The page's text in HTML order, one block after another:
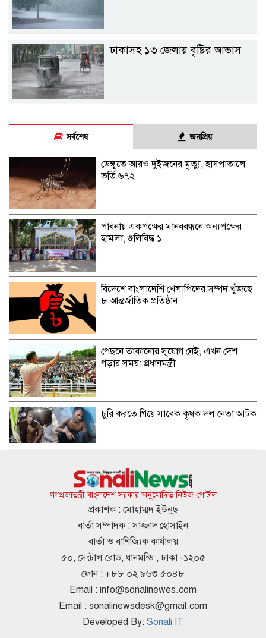
ঢাকাসহ ১৩ জেলায় বৃষ্টির আভাস
সর্বশেষ জনপ্রিয়
ডেঙ্গুতে আরও দুইজনের মৃত্যু, হাসপাতালে
ভর্তি ৬৭২
পাবনায় একপক্ষের মানববন্ধনে অন্যপক্ষের
হামলা, গুলিবিদ্ধ ১
বিদেশে বাংলাদেশি খেলাপিদের সম্পদ খুঁজছে
৮ আন্তর্জাতিক প্রতিষ্ঠান
পেছনে তাকানোর সুযোগ নেই, এখন দেশ
গড়ার সময়: প্রধানমন্ত্রী
চুরি করতে গিয়ে সাবেক কৃষক দল নেতা আটক
বিদেশ ভ্রমণের প্যাকেজ টাকায় বিক্রির সুযোগ
ট্যুর অপারেটরদের
পোশাকের কাঁচামাল আমদানিতে ৩০ শতাংশ
মূল্য সংযোজন শর্ত পুনর্বহালের দাবি
ইয়াবাসহ জুলাই যোদ্ধা আটক
গণপ্রজাতন্ত্রী বাংলাদেশ সরকার অনুমোদিত নিউজ পোর্টাল
প্রকাশক : মোহাম্মদ ইউনুছ
বার্তা সম্পাদক : সাজ্জাদ হোসাইন
বার্তা ও বাণিজ্যিক কার্যালয়
৫০, সেন্ট্রাল রোড, ধানমন্ডি , ঢাকা -১২০৫
ফোন : +৮৮ ০২ ৯৬৩ ৫০৪৮
Email : info@sonalinewes.com
Email : sonalinewsdesk@gmail.com
Developed By: Sonali IT